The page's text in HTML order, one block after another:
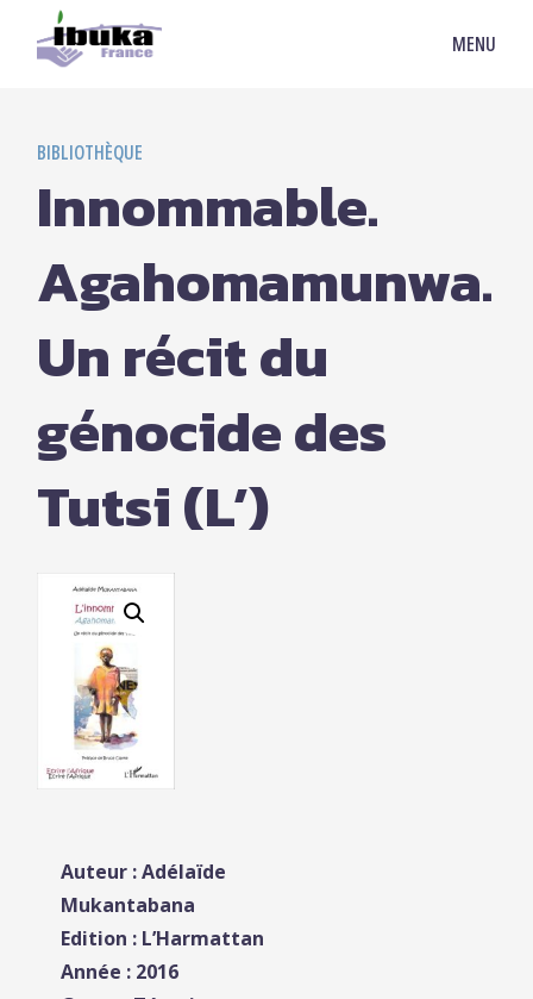
MENU
BIBLIOTHÈQUE
Innommable.
Agahomamunwa.
Un récit du
génocide des
Tutsi (L’)
Auteur : Adélaïde
Mukantabana
Edition : L’Harmattan
Année : 2016